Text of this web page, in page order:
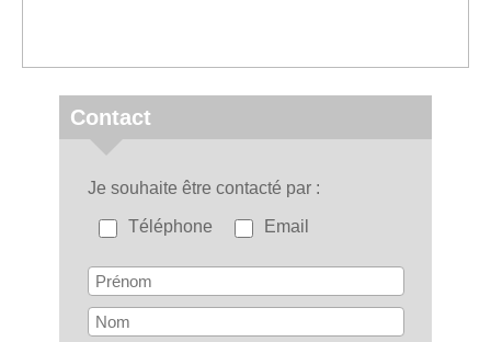
Contact
Je souhaite être contacté par
Téléphone Email